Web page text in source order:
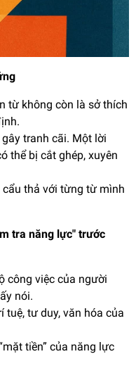
từ không còn là sở thích
tranh cãi. Một lời
thể bị cắt ghép, xuyên
thả với từng từ mình
tra năng lực" trước
công việc của người
nói.
tuệ, tư duy, văn hóa của
tiền” của năng lực